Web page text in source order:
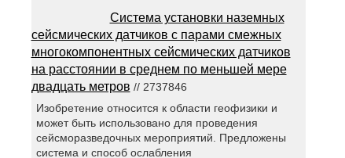
Система установки наземных
сейсмических датчиков с парами смежных
многокомпонентных сейсмических датчиков
на расстоянии в среднем по меньшей мере
двадцать метров // 2737846
Изобретение относится к области геофизики и
может быть использовано для проведения
сейсморазведочных мероприятий. Предложены
система и способ ослабления